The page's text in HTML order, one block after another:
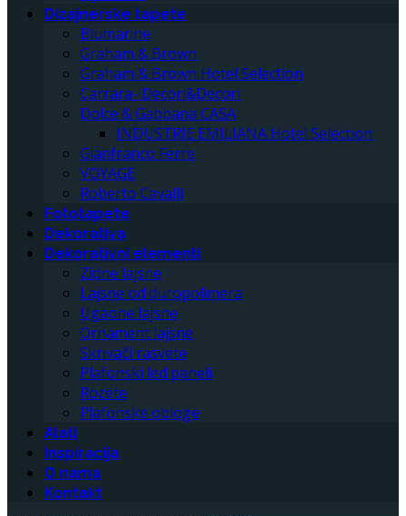
Dizajnerske tapete
Blumarine
Graham & Brown
Graham & Brown Hotel Selection
Carrara- Decori&Decori
Dolce & Gabbana CASA
INDUSTRIE EMILIANA Hotel Selection
Gianfranco Ferre
VOYAGE
Roberto Cavalli
Fototapete
Dekorativa
Dekorativni elementi
Zidne lajsne
Lajsne od duropolimera
Ugaone lajsne
Ornament lajsne
Skrivači rasvete
Plafonski led paneli
Rozete
Plafonske obloge
Alati
Inspiracija
O nama
Kontakt